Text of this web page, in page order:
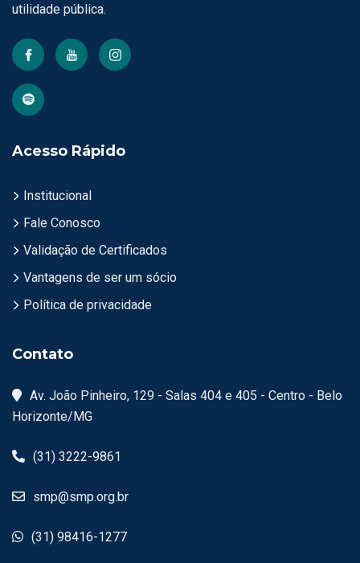
utilidade pública.
Acesso Rápido
Institucional
Fale Conosco
Validação de Certificados
Vantagens de ser um sócio
Política de privacidade
Contato
Av. João Pinheiro, 129 - Salas 404 e 405 - Centro - Belo
Horizonte/MG
(31) 3222-9861
smp@smp.org.br
(31) 98416-1277